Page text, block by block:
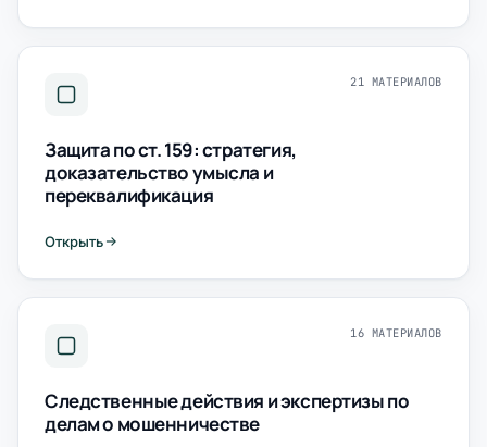
21 МАТЕРИАЛОВ
Защита по ст. 159: стратегия,
доказательство умысла и
переквалификация
Открыть
16 МАТЕРИАЛОВ
Следственные действия и экспертизы по
делам о мошенничестве